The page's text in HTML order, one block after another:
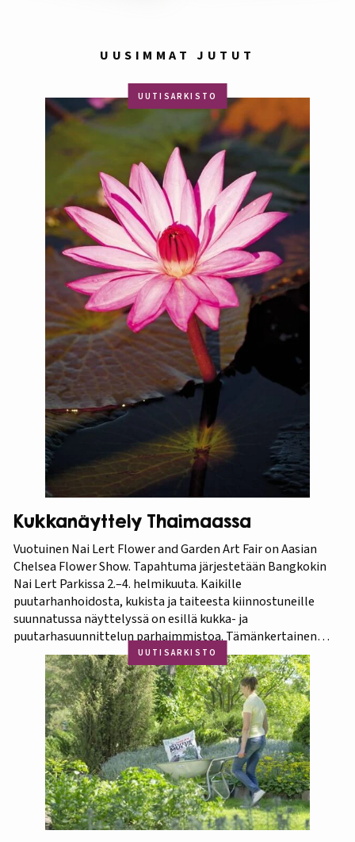
UUSIMMAT JUTUT
UUTISARKISTO
Kukkanäyttely Thaimaassa
Vuotuinen Nai Lert Flower and Garden Art Fair on Aasian
Chelsea Flower Show. Tapahtuma järjestetään Bangkokin
Nai Lert Parkissa 2.–4. helmikuuta. Kaikille
puutarhanhoidosta, kukista ja taiteesta kiinnostuneille
suunnatussa näyttelyssä on esillä kukka- ja
puutarhasuunnittelun parhaimmistoa. Tämänkertainen
tapahtuma on osa Amazing Thailand -teemavuotta, joka
pyrkii piristämään Thaimaan matkailua entisestään.
Thaimaa tunnetaan erittäin runsaasta ja monipuolisesta
kasvistostaan,…
UUTISARKISTO